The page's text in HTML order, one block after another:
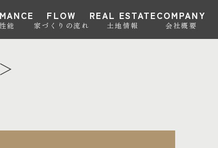
能
FLOW
家づくりの流れ
REAL ESTATE
土地情報
COMPANY
会社概要